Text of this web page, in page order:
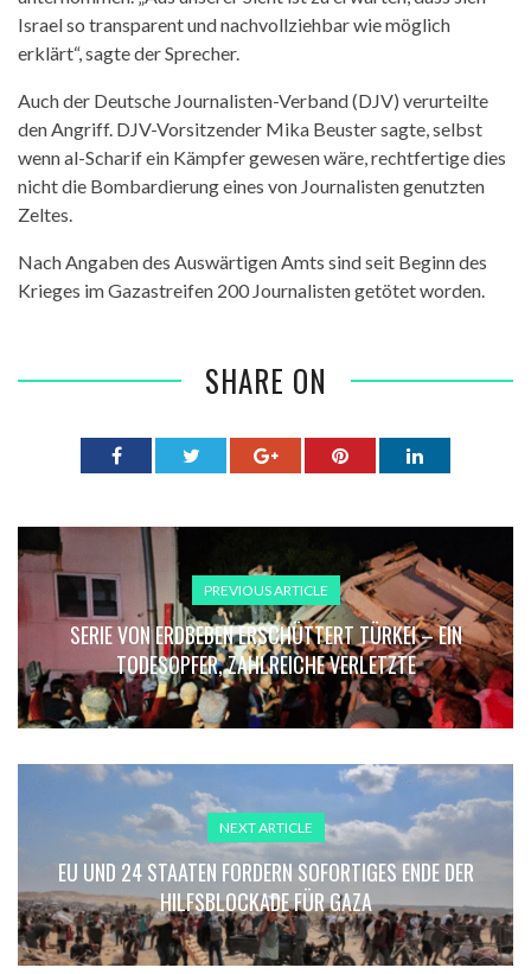
Israel so transparent und nachvollziehbar wie möglich
erklärt“, sagte der Sprecher.
Auch der Deutsche Journalisten-Verband (DJV) verurteilte
den Angriff. DJV-Vorsitzender Mika Beuster sagte, selbst
wenn al-Scharif ein Kämpfer gewesen wäre, rechtfertige dies
nicht die Bombardierung eines von Journalisten genutzten
Zeltes.
Nach Angaben des Auswärtigen Amts sind seit Beginn des
Krieges im Gazastreifen 200 Journalisten getötet worden.
SHARE ON
PREVIOUS ARTICLE
SERIE VON ERDBEBEN ERSCHÜTTERT TÜRKEI – EIN
TODESOPFER, ZAHLREICHE VERLETZTE
NEXT ARTICLE
EU UND 24 STAATEN FORDERN SOFORTIGES ENDE DER
HILFSBLOCKADE FÜR GAZA